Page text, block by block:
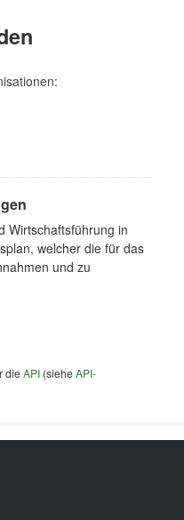
Wirtschaftsführung in
welcher die für das
und zu
dieAPI (sieheAPI-